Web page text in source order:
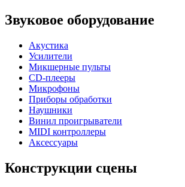
Звуковое оборудование
Акустика
Усилители
Микшерные пульты
CD-плееры
Микрофоны
Приборы обработки
Наушники
Винил проигрыватели
MIDI контроллеры
Аксессуары
Конструкции сцены